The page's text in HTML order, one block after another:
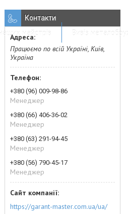
майстрів Вивіз
Контакти
Працюємо по всій Україні, Київ,
Україна
+380 (96) 009-98-86
Менеджер
+380 (66) 406-36-02
Менеджер
+380 (63) 291-94-45
Менеджер
+380 (56) 790-45-17
Менеджер
https://garant-master.com.ua/ua/